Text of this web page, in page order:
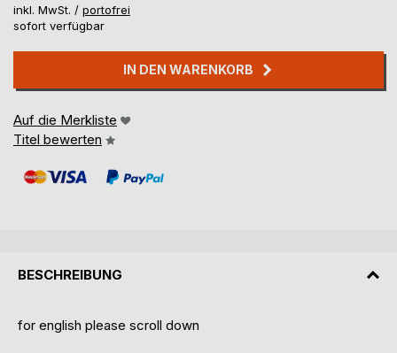
inkl. MwSt. / portofrei
sofort verfügbar
IN DEN WARENKORB
Auf die Merkliste
Titel bewerten
BESCHREIBUNG
for english please scroll down